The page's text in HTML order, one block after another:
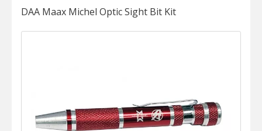
DAA Maax Michel Optic Sight Bit Kit